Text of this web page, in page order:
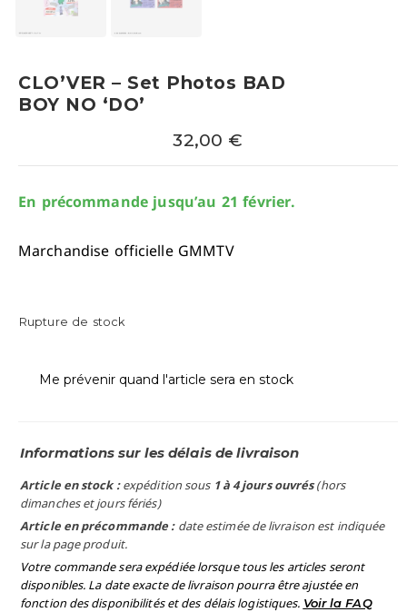
CLO’VER – Set Photos BAD
BOY NO ‘DO’
32,00 €
En précommande jusqu’au 21 février.
Marchandise officielle GMMTV
Rupture de stock
Me prévenir quand l'article sera en stock
Informations sur les délais de livraison
Article en stock :expédition sous 1 à 4 jours ouvrés(hors
dimanches et jours fériés)
Article en précommande : date estimée de livraison est indiquée
sur la page produit.
Votre commande sera expédiée lorsque tous les articles seront
disponibles. La date exacte de livraison pourra être ajustée en
fonction des disponibilités et des délais logistiques. Voir la FAQ